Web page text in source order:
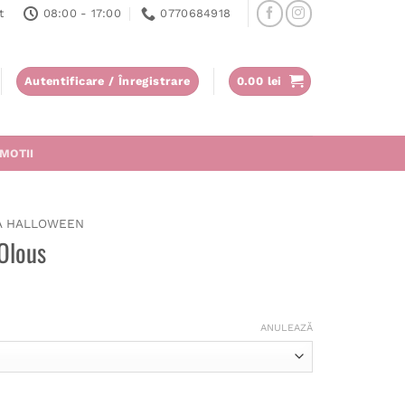
08:00 - 17:00 0770684918
Autentificare / Înregistrare 0.00 lei
HALLOWEEN
ANULEAZĂ